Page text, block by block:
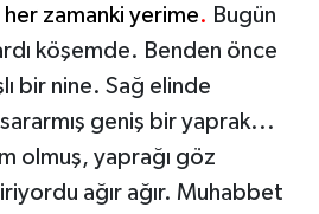
zamanki yerime. Bugün
köşemde. Benden önce
bir nine. Sağ elinde
geniş bir yaprak...
olmuş, yaprağı göz
ağır ağır. Muhabbet